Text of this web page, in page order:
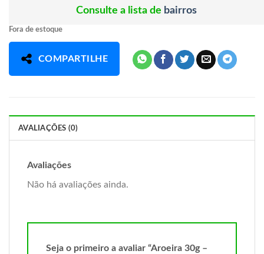
Consulte a lista de bairros
Fora de estoque
COMPARTILHE
AVALIAÇÕES (0)
Avaliações
Não há avaliações ainda.
Seja o primeiro a avaliar “Aroeira 30g –